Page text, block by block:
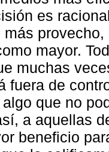
es
mayor.
muchas
fuera de
que no
a aquellas
beneficio